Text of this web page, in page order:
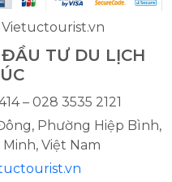
TƯ DU LỊCH
– 028 3535 2121
Phường Hiệp Bình,
Việt Nam